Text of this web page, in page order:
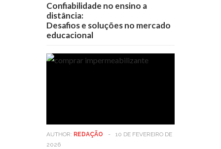
Confiabilidade no ensino a
distância:
Desafios e soluções no mercado
educacional
AUTHOR: REDAÇÃO -
10 DE FEVEREIRO DE
2026